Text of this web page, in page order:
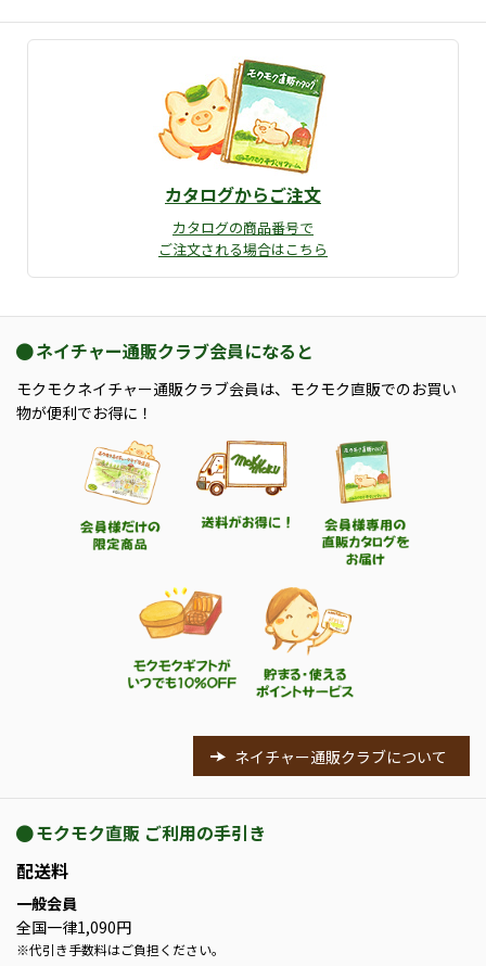
カタログからご注文
カタログの商品番号で
ご注文される場合はこちら
ネイチャー通販クラブ会員になると
モクモクネイチャー通販クラブ会員は、モクモク直販でのお買い
物が便利でお得に！
ネイチャー通販クラブについて
モクモク直販 ご利用の手引き
配送料
一般会員
全国一律1,090円
※代引き手数料はご負担ください。